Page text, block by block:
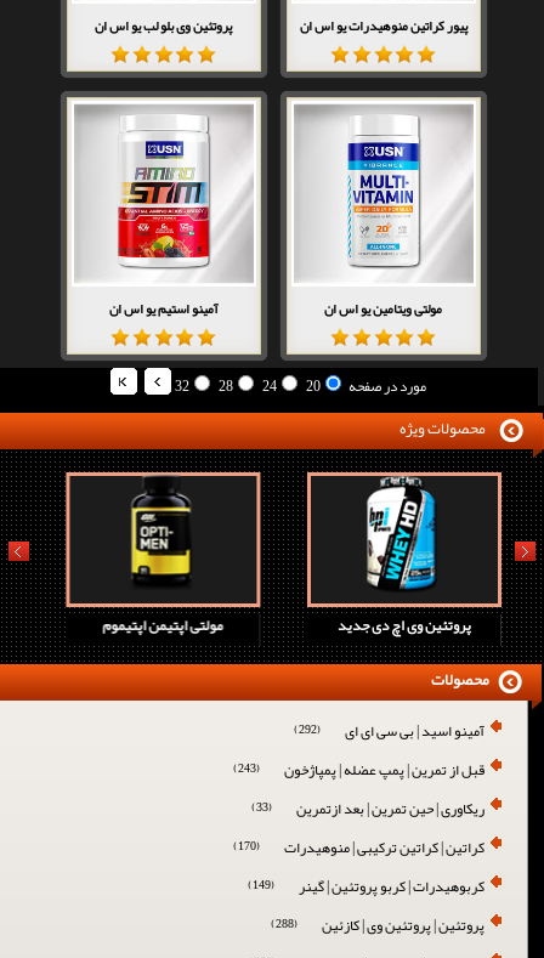
پیور کراتین منوهیدرات یو اس ان پروتئین وی بلو لب یو اس ان
مولتی ویتامین یو اس ان آمینو استیم یو اس ان
مورد در صفحه 20
24
28
32
محصولات ویژه
مولتی اپتیمن اپتیموم پروتئین وی اچ دی جدید
prev next
آمینو اسید | بی سی ای ای (292)
قبل از تمرین | پمپ عضله | پمپاژخون (243)
ریکاوری | حین تمرین | بعد ازتمرین (33)
کراتین | کراتین ترکیبی | منوهیدرات (170)
کربوهیدرات | کربو پروتئین | گینر (149)
پروتئین | پروتئین وی | کازئین (288)
محصولات